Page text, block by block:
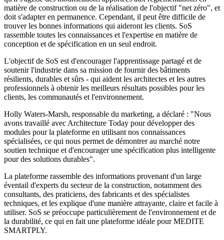
matière de construction ou de la réalisation de l'objectif "net zéro", et
doit s'adapter en permanence. Cependant, il peut être difficile de
trouver les bonnes informations qui aideront les clients. SoS
rassemble toutes les connaissances et l'expertise en matière de
conception et de spécification en un seul endroit.
L'objectif de SoS est d'encourager l'apprentissage partagé et de
soutenir l'industrie dans sa mission de fournir des bâtiments
résilients, durables et sûrs - qui aident les architectes et les autres
professionnels à obtenir les meilleurs résultats possibles pour les
clients, les communautés et l'environnement.
Holly Waters-Marsh, responsable du marketing, a déclaré : "Nous
avons travaillé avec Architecture Today pour développer des
modules pour la plateforme en utilisant nos connaissances
spécialisées, ce qui nous permet de démontrer au marché notre
soutien technique et d'encourager une spécification plus intelligente
pour des solutions durables".
La plateforme rassemble des informations provenant d'un large
éventail d'experts du secteur de la construction, notamment des
consultants, des praticiens, des fabricants et des spécialistes
techniques, et les explique d'une manière attrayante, claire et facile à
utiliser. SoS se préoccupe particulièrement de l'environnement et de
la durabilité, ce qui en fait une plateforme idéale pour MEDITE
SMARTPLY.